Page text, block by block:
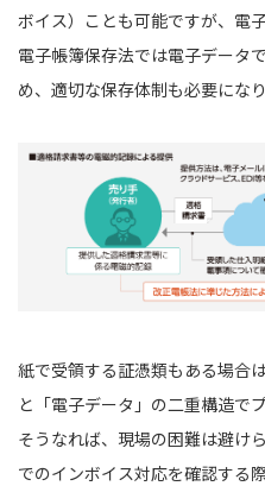
ボイス）ことも可能ですが、電
電子帳簿保存法では電子データ
め、適切な保存体制も必要になり
紙で受領する証憑類もある場合
と「電子データ」の二重構造で
そうなれば、現場の困難は避け
でのインボイス対応を確認する